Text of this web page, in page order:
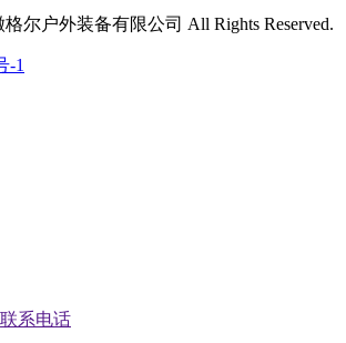
尔户外装备有限公司 All Rights Reserved.
-1
联系电话